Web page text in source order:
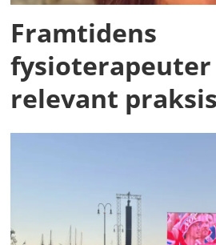
Framtidens
relevant praksis